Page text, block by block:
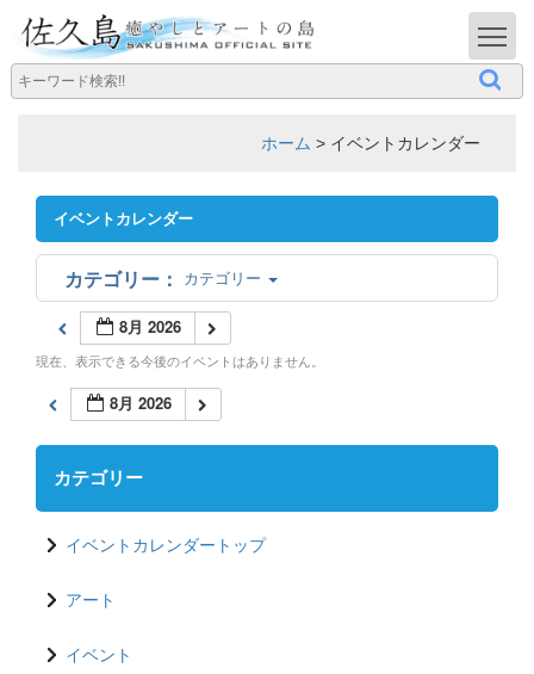
ホーム > イベントカレンダー
イベントカレンダー
カテゴリー
8月 2026
現在、表示できる今後のイベントはありません。
8月 2026
カテゴリー
イベントカレンダートップ
アート
イベント